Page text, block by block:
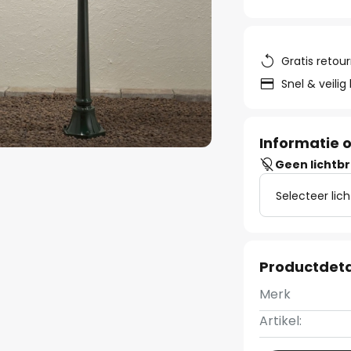
Gratis
Snel &
Informatie
Geen
Selecteer
Merk
Artikel: